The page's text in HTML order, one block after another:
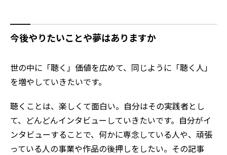
今後やりたいことや夢はありますか
世の中に「聴く」価値を広めて、同じように「聴く人」
を増やしていきたいです。
聴くことは、楽しくて面白い。自分はその実践者とし
て、どんどんインタビューしていきたいです。自分がイ
ンタビューすることで、何かに専念している人や、頑張
っている人の事業や作品の後押しをしたい。その記事